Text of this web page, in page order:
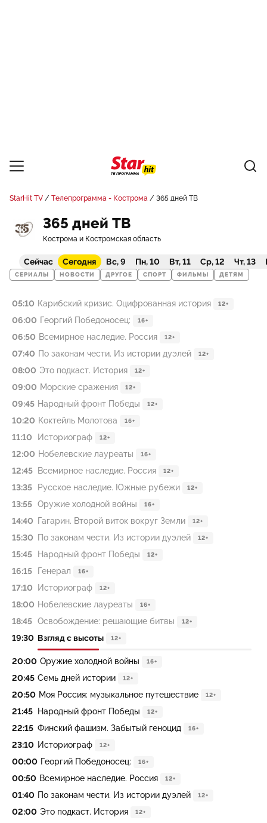
StarHit TV Телепрограмма - Кострома 365 дней ТВ
365 дней ТВ
Кострома и Костромская область
Сейчас Сегодня Вс, 9 Пн, 10 Вт, 11 Ср, 12 Чт, 13
СЕРИАЛЫ НОВОСТИ ДРУГОЕ СПОРТ ФИЛЬМЫ ДЕТЯМ
05:10 Карибский кризис. Оцифрованная история 12+
06:00 Георгий Победоносец: 16+
06:50 Всемирное наследие. Россия 12+
07:40 По законам чести. Из истории дуэлей 12+
08:00 Это подкаст. История 12+
09:00 Морские сражения 12+
09:45 Народный фронт Победы 12+
10:20 Коктейль Молотова 16+
11:10 Историограф 12+
12:00 Нобелевские лауреаты 16+
12:45 Всемирное наследие. Россия 12+
13:35 Русское наследие. Южные рубежи 12+
13:55 Оружие холодной войны 16+
14:40 Гагарин. Второй виток вокруг Земли 12+
15:30 По законам чести. Из истории дуэлей 12+
15:45 Народный фронт Победы 12+
16:15 Генерал 16+
17:10 Историограф 12+
18:00 Нобелевские лауреаты 16+
18:45 Освобождение: решающие битвы 12+
19:30 Взгляд с высоты 12+
20:00 Оружие холодной войны 16+
20:45 Семь дней истории 12+
20:50 Моя Россия: музыкальное путешествие 12+
21:45 Народный фронт Победы 12+
22:15 Финский фашизм. Забытый геноцид 16+
23:10 Историограф 12+
00:00 Георгий Победоносец: 16+
00:50 Всемирное наследие. Россия 12+
01:40 По законам чести. Из истории дуэлей 12+
02:00 Это подкаст. История 12+